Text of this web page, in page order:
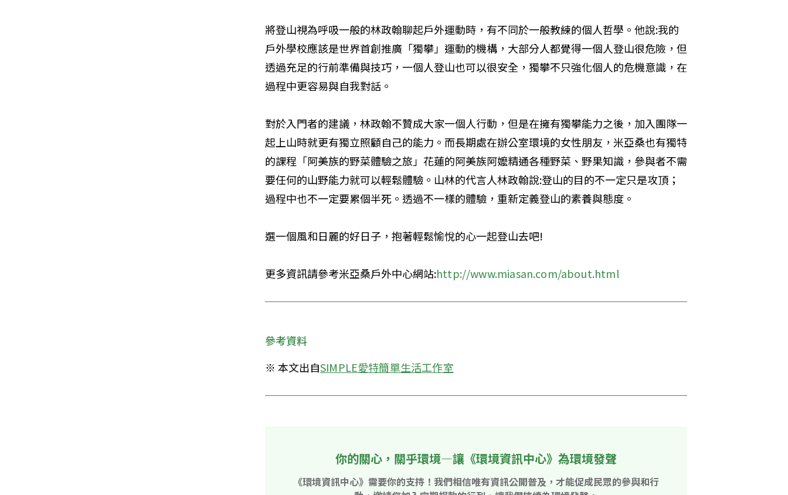
將登山視為呼吸一般的林政翰聊起戶外運動時，有不同於一般教練的個人哲學。他說:我的
戶外學校應該是世界首創推廣「獨攀」運動的機構，大部分人都覺得一個人登山很危險，但
透過充足的行前準備與技巧，一個人登山也可以很安全，獨攀不只強化個人的危機意識，在
過程中更容易與自我對話。
對於入門者的建議，林政翰不贊成大家一個人行動，但是在擁有獨攀能力之後，加入團隊一
起上山時就更有獨立照顧自己的能力。而長期處在辦公室環境的女性朋友，米亞桑也有獨特
的課程「阿美族的野菜體驗之旅」花蓮的阿美族阿嬤精通各種野菜、野果知識，參與者不需
要任何的山野能力就可以輕鬆體驗。山林的代言人林政翰說:登山的目的不一定只是攻頂；
過程中也不一定要累個半死。透過不一樣的體驗，重新定義登山的素養與態度。
選一個風和日麗的好日子，抱著輕鬆愉悅的心一起登山去吧!
更多資訊請參考米亞桑戶外中心網站:http://www.miasan.com/about.html
參考資料
※ 本文出自SIMPLE愛特簡單生活工作室
你的關心，關乎環境—讓《環境資訊中心》為環境發聲
《環境資訊中心》需要你的支持！我們相信唯有資訊公開普及，才能促成民眾的參與和行